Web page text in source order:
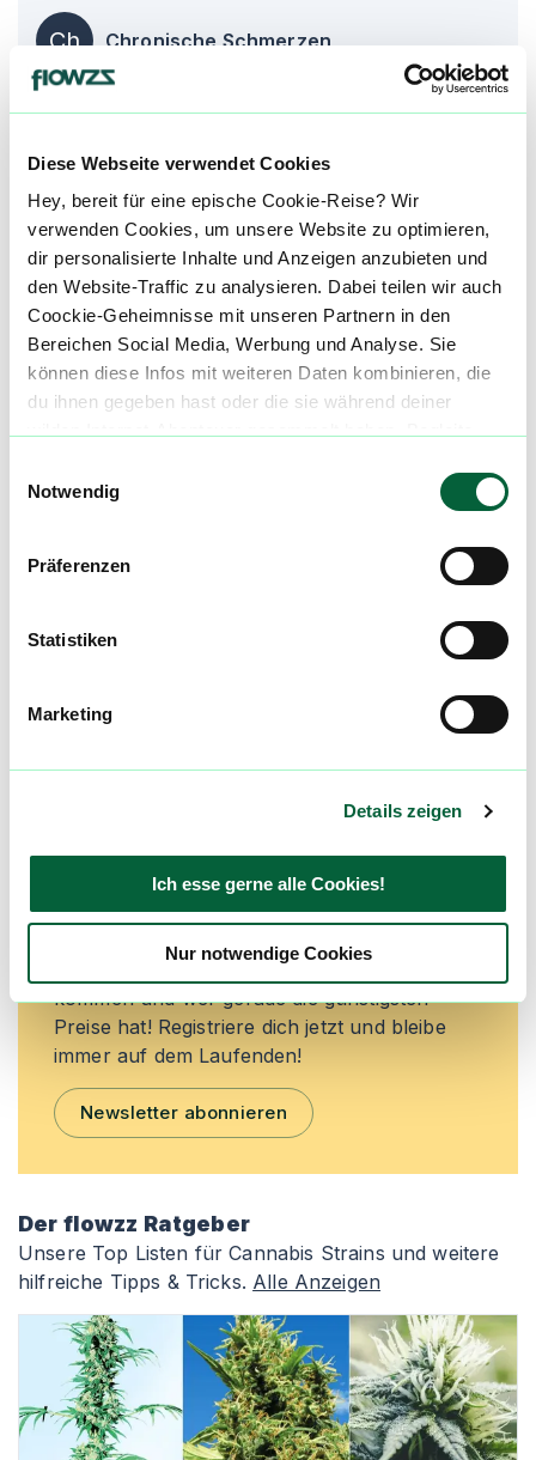
Diese Webseite verwendet Cookies
Hey, bereit für eine epische Cookie-Reise? Wir
verwenden Cookies, um unsere Website zu optimieren,
dir personalisierte Inhalte und Anzeigen anzubieten und
den Website-Traffic zu analysieren. Dabei teilen wir auch
Coockie-Geheimnisse mit unseren Partnern in den
Bereichen Social Media, Werbung und Analyse. Sie
können diese Infos mit weiteren Daten kombinieren, die
du ihnen gegeben hast oder die sie während deiner
Notwendig
Präferenzen
Statistiken
Marketing
Details zeigen
Ich esse gerne alle Cookies!
Nur notwendige Cookies
Ch Chronische Schmerzen
0,0 (0)
mehr laden
Mach mit in der flowzz.com
Community
Alle wichtigen Daten und Fakten - täglich
aktualisiert! Hilf uns mit Deinen Kommentaren
machen. Melde dich an, um dir deine
Preisreduktionen informiert zu werden und
Jetzt registrieren
Neue Cannabisblüten und die
besten Preise nicht mehr
Möchtest du vor allen Anderen informiert
werden? Abonniere einfach unseren
Newsletter und erfahre immer zuerst welche
neuen Blüten in den Cannabis Apotheken
kommen und wer gerade die günstigsten
Preise hat! Registriere dich jetzt und bleibe
immer auf dem Laufenden!
Newsletter abonnieren
Der flowzz Ratgeber
Unsere Top Listen für Cannabis Strains und weitere
hilfreiche Tipps & Tricks. Alle Anzeigen